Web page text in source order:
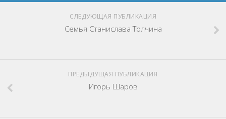
СЛЕДУЮЩАЯ ПУБЛИКАЦИЯ
Семья Станислава Толчина
ПРЕДЫДУЩАЯ ПУБЛИКАЦИЯ
Игорь Шаров